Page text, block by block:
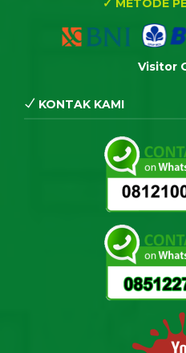
✓ METODE
Visitor
KONTAK KAMI